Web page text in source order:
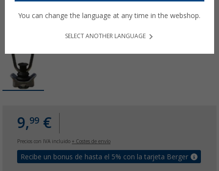
9,99 €
Precios con IVA incluido + Costes de envío
Recibe un bonus de hasta el 5% con la tarjeta Berger
You can change the language at any time in the webshop.
SELECT ANOTHER LANGUAGE